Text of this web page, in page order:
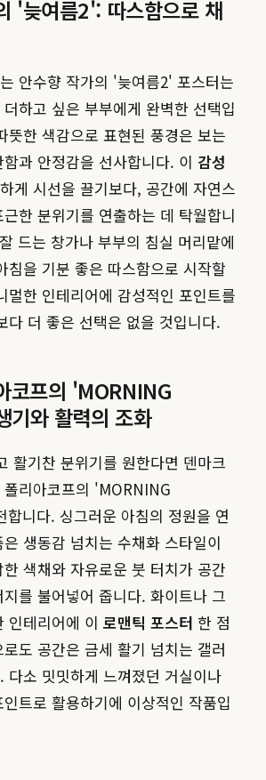
'늦여름2': 따스함으로 채
안수향 작가의 '늦여름2' 포스터는
하고 싶은 부부에게 완벽한 선택입
뜻한 색감으로 표현된 풍경은 보는
과 안정감을 선사합니다. 이 감성
게 시선을 끌기보다, 공간에 자연스
한 분위기를 연출하는 데 탁월합니
드는 창가나 부부의 침실 머리맡에
침을 기분 좋은 따스함으로 시작할
멀한 인테리어에 감성적인 포인트를
다 더 좋은 선택은 없을 것입니다.
코프의 'MORNING
기와 활력의 조화
활기찬 분위기를 원한다면 덴마크
리아코프의 'MORNING
합니다. 싱그러운 아침의 정원을 연
생동감 넘치는 수채화 스타일이
색채와 자유로운 붓 터치가 공간
를 불어넣어 줍니다. 화이트나 그
인테리어에 이 로맨틱 포스터 한 점
도 공간은 금세 활기 넘치는 갤러
다소 밋밋하게 느껴졌던 거실이나
트로 활용하기에 이상적인 작품입